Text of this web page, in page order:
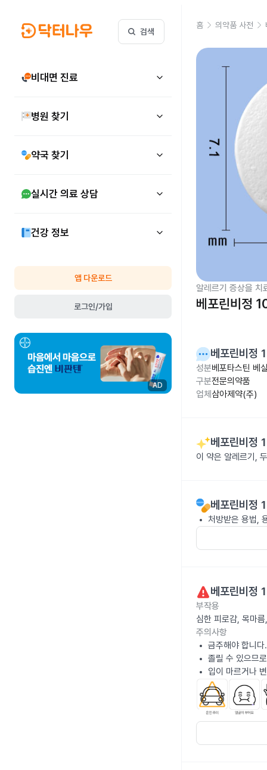
검색
비대면 진료
병원 찾기
약국 찾기
실시간 의료 상담
건강 정보
앱 다운로드
로그인/가입
AD
홈 의약품 사전
알레르기 증상을 치
베포린비정
베포린비정
성분베포타스틴 베
구분전문의약품
업체 삼아제약(주)
베포린비정
이 약은 알레르기,
베포린비정
처방받은 용법,
베포린비정
부작용
심한 피로감, 목마
주의사항
금주해야 합니다.
졸릴 수 있으므
입이 마르거나